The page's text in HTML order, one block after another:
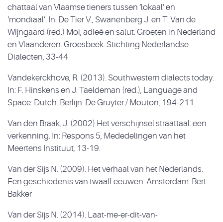
chattaal van Vlaamse tieners tussen ‘lokaal’ en
‘mondiaal’. In: De Tier V., Swanenberg J. en T. Van de
Wijngaard (red.) Moi, adieë en salut. Groeten in Nederland
en Vlaanderen. Groesbeek: Stichting Nederlandse
Dialecten, 33-44
Vandekerckhove, R. (2013). Southwestern dialects today.
In: F. Hinskens en J. Taeldeman (red.), Language and
Space: Dutch. Berlijn: De Gruyter / Mouton, 194-211.
Van den Braak, J. (2002) Het verschijnsel straattaal: een
verkenning. In: Respons 5, Mededelingen van het
Meertens Instituut, 13-19.
Van der Sijs N. (2009). Het verhaal van het Nederlands.
Een geschiedenis van twaalf eeuwen. Amsterdam: Bert
Bakker
Van der Sijs N. (2014). Laat-me-er-dit-van-